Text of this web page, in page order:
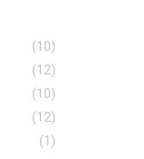
(10)
(12)
(10)
(12)
(1)